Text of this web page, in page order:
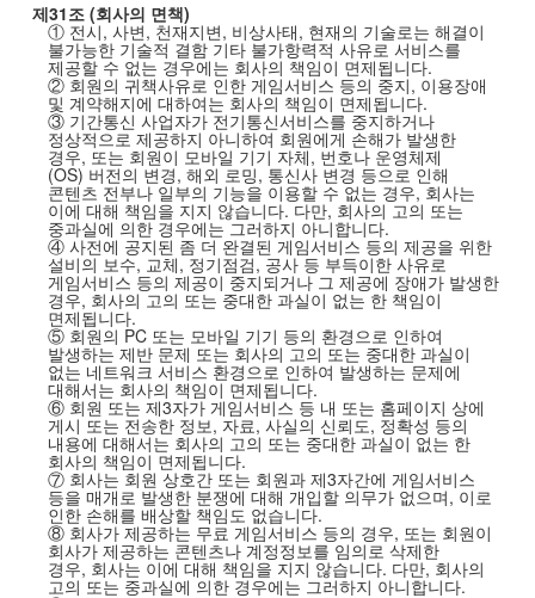
제31조(회사의 면책)
① 전시, 사변, 천재지변, 비상사태, 현재의 기술로는 해결이
불가능한 기술적 결함 기타 불가항력적 사유로 서비스를
제공할 수 없는 경우에는 회사의 책임이 면제됩니다.
② 회원의 귀책사유로 인한 게임서비스 등의 중지, 이용장애
및 계약해지에 대하여는 회사의 책임이 면제됩니다.
③ 기간통신 사업자가 전기통신서비스를 중지하거나
정상적으로 제공하지 아니하여 회원에게 손해가 발생한
경우, 또는 회원이 모바일 기기 자체, 번호나 운영체제
(OS) 버전의 변경, 해외 로밍, 통신사 변경 등으로 인해
콘텐츠 전부나 일부의 기능을 이용할 수 없는 경우, 회사는
이에 대해 책임을 지지 않습니다. 다만, 회사의 고의 또는
중과실에 의한 경우에는 그러하지 아니합니다.
④ 사전에 공지된 좀 더 완결된 게임서비스 등의 제공을 위한
설비의 보수, 교체, 정기점검, 공사 등 부득이한 사유로
게임서비스 등의 제공이 중지되거나 그 제공에 장애가 발생한
경우, 회사의 고의 또는 중대한 과실이 없는 한 책임이
면제됩니다.
⑤ 회원의 PC 또는 모바일 기기 등의 환경으로 인하여
발생하는 제반 문제 또는 회사의 고의 또는 중대한 과실이
없는 네트워크 서비스 환경으로 인하여 발생하는 문제에
대해서는 회사의 책임이 면제됩니다.
⑥ 회원 또는 제3자가 게임서비스 등 내 또는 홈페이지 상에
게시 또는 전송한 정보, 자료, 사실의 신뢰도, 정확성 등의
내용에 대해서는 회사의 고의 또는 중대한 과실이 없는 한
회사의 책임이 면제됩니다.
⑦ 회사는 회원 상호간 또는 회원과 제3자간에 게임서비스
등을 매개로 발생한 분쟁에 대해 개입할 의무가 없으며, 이로
인한 손해를 배상할 책임도 없습니다.
⑧ 회사가 제공하는 무료 게임서비스 등의 경우, 또는 회원이
회사가 제공하는 콘텐츠나 계정정보를 임의로 삭제한
경우, 회사는 이에 대해 책임을 지지 않습니다. 다만, 회사의
고의 또는 중과실에 의한 경우에는 그러하지 아니합니다.